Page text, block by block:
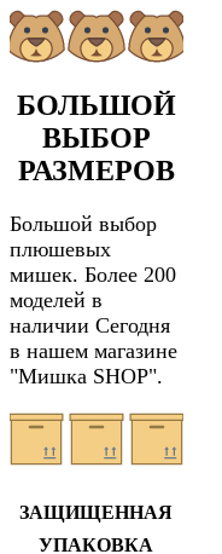
БОЛЬШОЙ
ВЫБОР
РАЗМЕРОВ
Большой выбор
плюшевых
мишек. Более 200
моделей в
наличии Сегодня
в нашем магазине
"Мишка SHOP".
ЗАЩИЩЕННАЯ
УПАКОВКА